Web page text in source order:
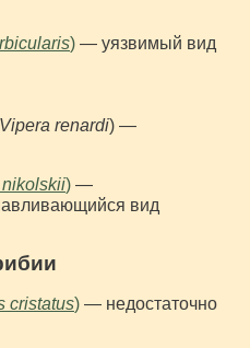
) — уязвимый вид
Vipera renardi) —
) —
вид
cristatus) — недостаточно